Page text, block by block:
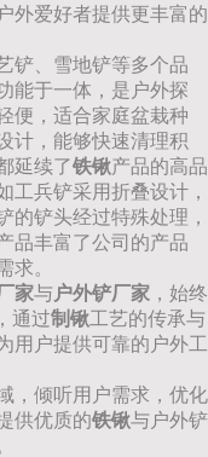
外爱好者提供更丰富的
铲、雪地铲等多个品
能于一体，是户外探
便，适合家庭盆栽种
计，能够快速清理积
延续了铁锹产品的高品
工兵铲采用折叠设计，
的铲头经过特殊处理，
品丰富了公司的产品
求。
家与 户外铲厂家 ，始终
通过制锹工艺的传承与
用户提供可靠的户外工
，倾听用户需求，优化
供优质的铁锹与户外铲